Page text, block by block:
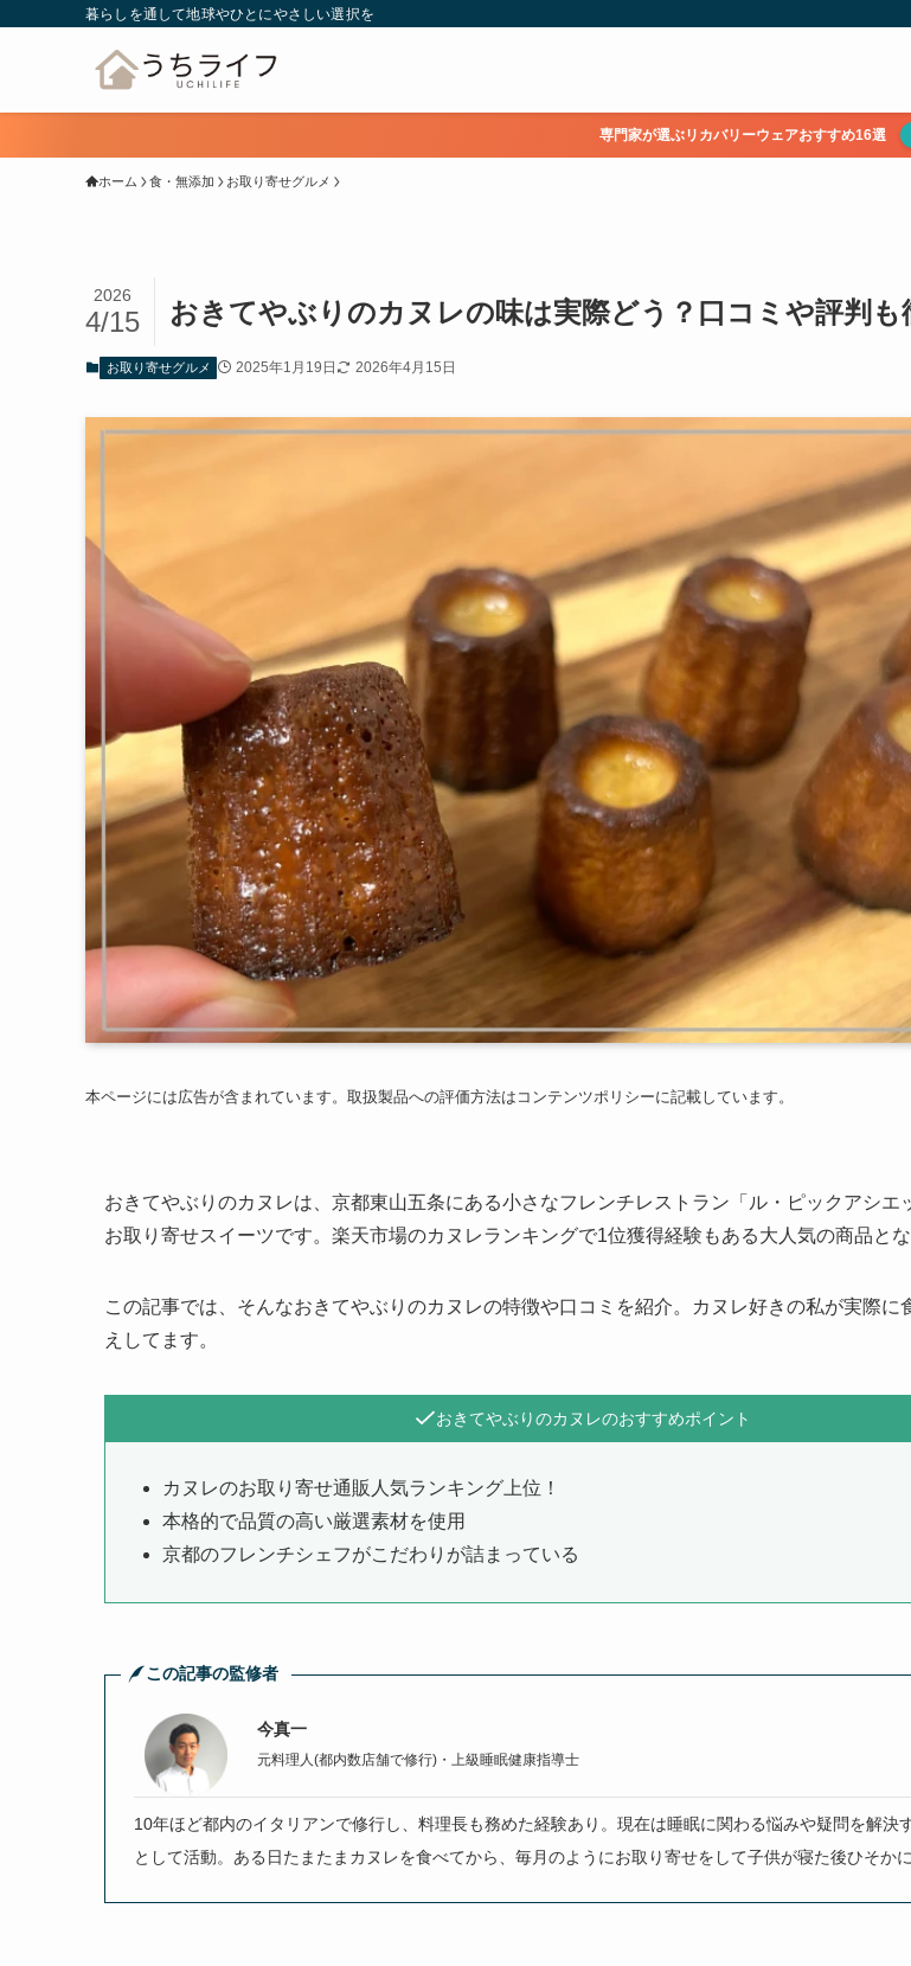
暮らしを通して地球やひとにやさしい選択を
専門家が選ぶリカバリーウェアおすすめ16選
ホーム 食・無添加 お取り寄せグルメ
おきてやぶりのカヌレの味は実際どう？口コミや評判も
2026
4/15
お取り寄せグルメ 2025年1月19日 2026年4月15日
本ページには広告が含まれています。取扱製品への評価方法はコンテンツポリシーに記載しています。
おきてやぶりのカヌレは、京都東山五条にある小さなフレンチレストラン「ル・ピックアシエ
お取り寄せスイーツです。楽天市場のカヌレランキングで1位獲得経験もある大人気の商品とな
この記事では、そんなおきてやぶりのカヌレの特徴や口コミを紹介。カヌレ好きの私が実際に
えしてます。
おきてやぶりのカヌレのおすすめポイント
カヌレのお取り寄せ通販人気ランキング上位！
本格的で品質の高い厳選素材を使用
京都のフレンチシェフがこだわりが詰まっている
この記事の監修者
今真一
元料理人(都内数店舗で修行)・上級睡眠健康指導士
10年ほど都内のイタリアンで修行し、料理長も務めた経験あり。現在は睡眠に関わる悩みや疑問を解決
として活動。ある日たまたまカヌレを食べてから、毎月のようにお取り寄せをして子供が寝た後ひそかに